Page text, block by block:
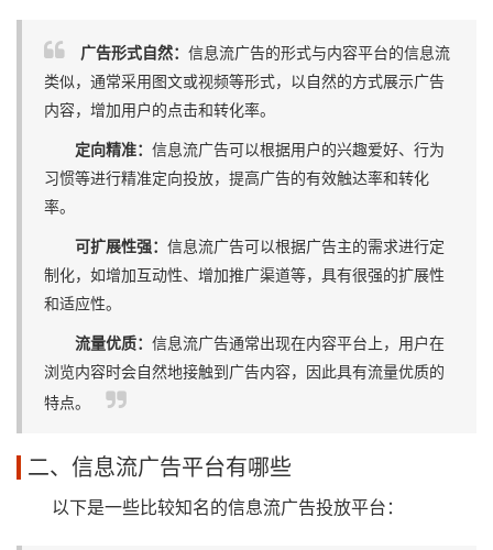
广告形式自然： 信息流广告的形式与内容平台的信息流
类似，通常采用图文或视频等形式，以自然的方式展示广告
内容，增加用户的点击和转化率。
定向精准： 信息流广告可以根据用户的兴趣爱好、行为
习惯等进行精准定向投放，提高广告的有效触达率和转化
率。
可扩展性强： 信息流广告可以根据广告主的需求进行定
制化，如增加互动性、增加推广渠道等，具有很强的扩展性
和适应性。
流量优质： 信息流广告通常出现在内容平台上，用户在
浏览内容时会自然地接触到广告内容，因此具有流量优质的
特点。
二、信息流广告平台有哪些
以下是一些比较知名的信息流广告投放平台：